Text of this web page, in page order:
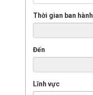
Thời gian ban hành
Đến
Lĩnh vực